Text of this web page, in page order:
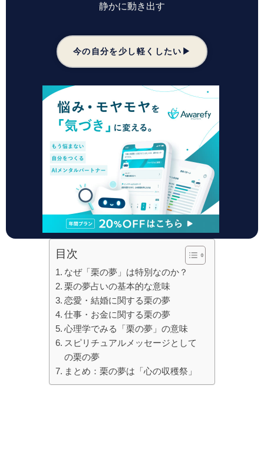
静かに動き出す
今の自分を少し軽くしたい▶︎
目次
なぜ「栗の夢」は特別なのか？
栗の夢占いの基本的な意味
恋愛・結婚に関する栗の夢
仕事・お金に関する栗の夢
心理学でみる「栗の夢」の意味
スピリチュアルメッセージとして
の栗の夢
まとめ：栗の夢は「心の収穫祭」